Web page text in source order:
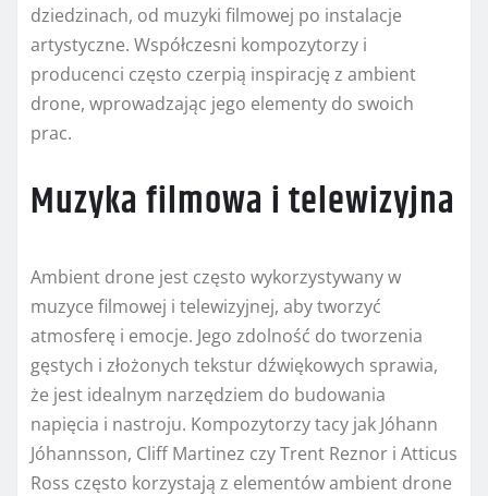
dziedzinach, od muzyki filmowej po instalacje
artystyczne. Współczesni kompozytorzy i
producenci często czerpią inspirację z ambient
drone, wprowadzając jego elementy do swoich
prac.
Muzyka filmowa i telewizyjna
Ambient drone jest często wykorzystywany w
muzyce filmowej i telewizyjnej, aby tworzyć
atmosferę i emocje. Jego zdolność do tworzenia
gęstych i złożonych tekstur dźwiękowych sprawia,
że jest idealnym narzędziem do budowania
napięcia i nastroju. Kompozytorzy tacy jak Jóhann
Jóhannsson, Cliff Martinez czy Trent Reznor i Atticus
Ross często korzystają z elementów ambient drone